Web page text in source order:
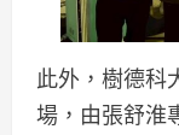
此外，樹德科
場，由張舒淮